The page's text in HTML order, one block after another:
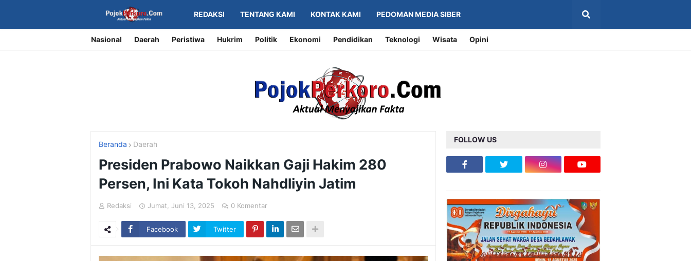
REDAKSI TENTANG KAMI KONTAK KAMI PEDOMAN MEDIA SIBER
Nasional Daerah Peristiwa Hukrim Politik Ekonomi Pendidikan Teknologi Wisata Opini
Beranda Daerah
Presiden Prabowo Naikkan Gaji Hakim 280
Persen, Ini Kata Tokoh Nahdliyin Jatim
Redaksi Jumat, Juni 13, 2025 0 Komentar
Facebook Twitter
FOLLOW US